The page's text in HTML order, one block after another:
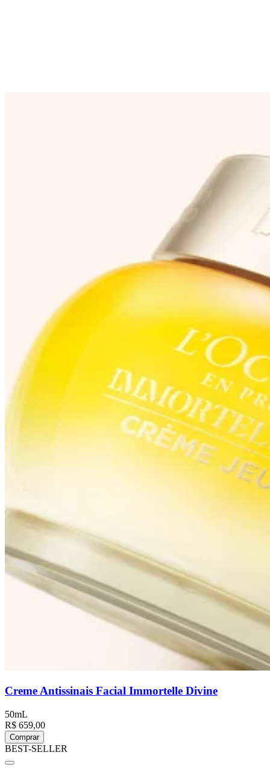
Creme Antissinais Facial Immortelle Divine
50mL
R$ 659,00
Comprar
BEST-SELLER